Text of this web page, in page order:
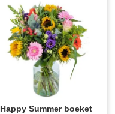
Happy Summer boeket